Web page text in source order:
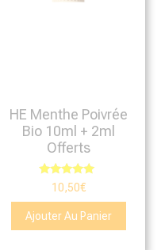
HE Menthe Poivrée
Bio 10ml + 2ml
Offerts
Note
5.00
sur 5
10,50€
Ajouter Au Panier